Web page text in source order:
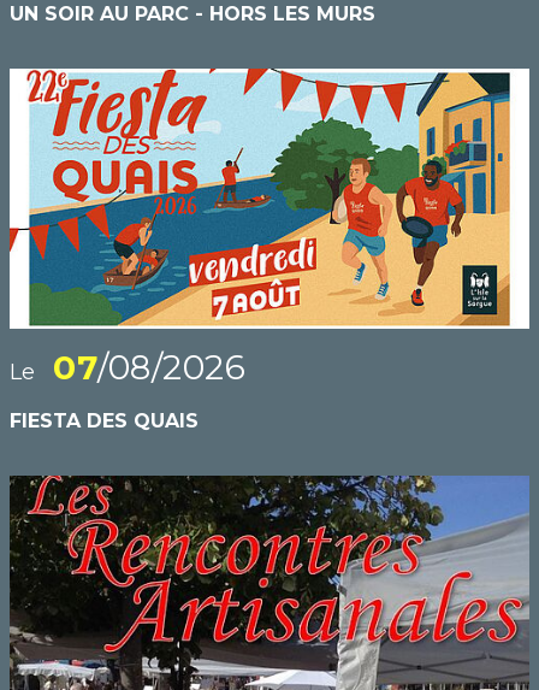
UN SOIR AU PARC - HORS LES MURS
Le 07/08/2026
FIESTA DES QUAIS